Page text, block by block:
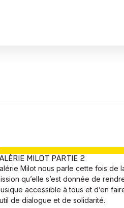
MILOT PARTIE 2
Milot nous parle cette fois de
qu’elle s’est donnée de
accessible à tous et d’en
de dialogue et de solidarité.